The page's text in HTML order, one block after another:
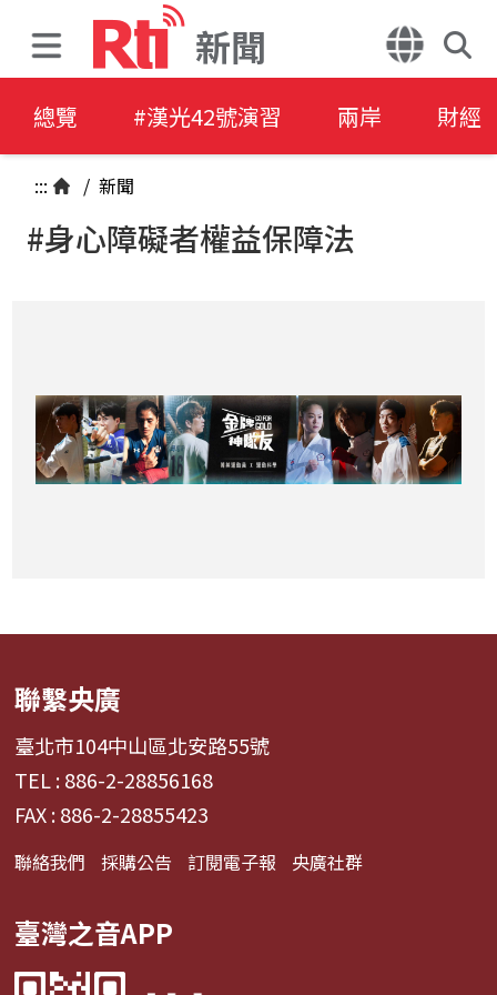
新聞
總覽 #漢光42號演習 兩岸 財經
::: / 新聞
#身心障礙者權益保障法
聯繫央廣
臺北市104中山區北安路55號
TEL : 886-2-28856168
FAX : 886-2-28855423
聯絡我們 採購公告 訂閱電子報 央廣社群
臺灣之音APP